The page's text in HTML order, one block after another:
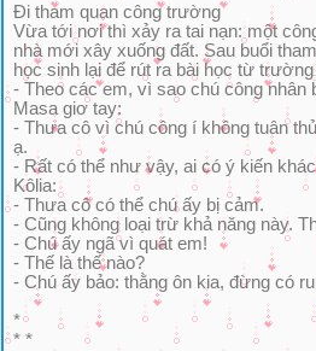
Đi tham quan công trường
Vừa tới nơi thì xảy ra tai nạn: một
nhà mới xây xuống đất. Sau buổi
học sinh lại để rút ra bài học từ
- Theo các em, vì sao chú công nhân
Masa giơ tay:
- Thưa cô vì chú công í không tuân
ạ.
- Rất có thể như vậy, ai có ý kiến
Kôlia:
- Thưa cô có thể chú ấy bị cảm.
- Cũng không loại trừ khả năng này.
- Chú ấy ngã vì quát em!
- Thế là thế nào?
- Chú ấy bảo: thằng ôn kia, đừng có
*
* *